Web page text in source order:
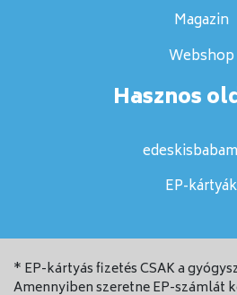
Magazin
Webshop
Hasznos
EP-kártyák
* EP-kártyás fizetés CSAK a
Amennyiben szeretne EP-számlát